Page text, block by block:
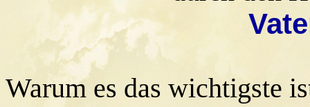
Warum es das wichtigste